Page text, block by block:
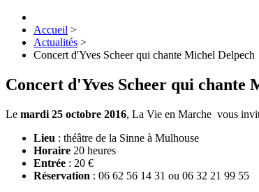
Accueil >
Actualités >
Concert d'Yves Scheer qui chante Michel Delpech
Concert d'Yves Scheer qui chante
Le mardi 25 octobre 2016, La Vie en Marche vous
Lieu : théâtre de la Sinne à Mulhouse
Horaire 20 heures
Entrée : 20 €
Réservation : 06 62 56 14 31 ou 06 32 21 99 55